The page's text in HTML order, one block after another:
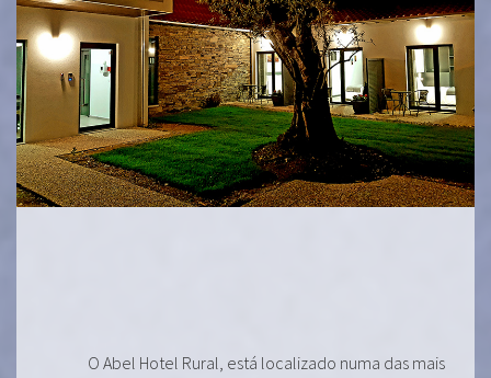
O Abel Hotel Rural, está localizado numa das mais